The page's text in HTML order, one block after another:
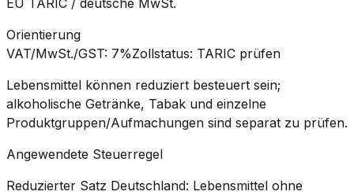
Orientierung
VAT/MwSt./GST: 7%Zollstatus: TARIC prüfen
Lebensmittel können reduziert besteuert sein;
alkoholische Getränke, Tabak und einzelne
Produktgruppen/Aufmachungen sind separat zu prüfen.
Angewendete Steuerregel
Reduzierter Satz Deutschland: Lebensmittel ohne